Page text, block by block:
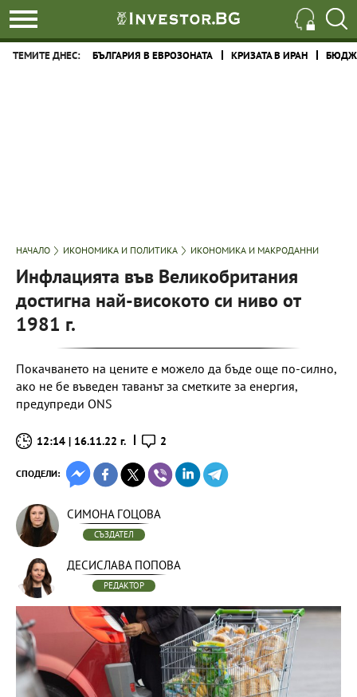
ТЕМИТЕ ДНЕС: БЪЛГАРИЯ В ЕВРОЗОНАТА КРИЗАТА В ИРАН
НАЧАЛО ИКОНОМИКА И ПОЛИТИКА ИКОНОМИКА И МАКРОДАННИ
Инфлацията във Великобритания
достигна най-високото си ниво от
1981 г.
Покачването на цените е можело да бъде още по-силно,
ако не бе въведен таванът за сметките за енергия,
предупреди ONS
12:14 | 16.11.22 г. 2
СПОДЕЛИ:
СИМОНА ГОЦОВА
СЪЗДАТЕЛ
ДЕСИСЛАВА ПОПОВА
РЕДАКТОР